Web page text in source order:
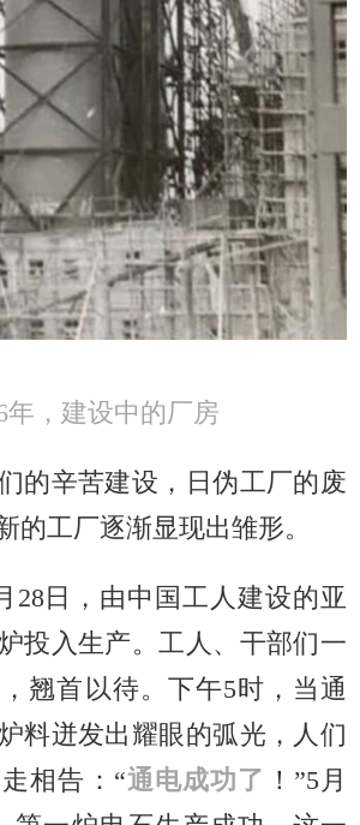
年，建设中的厂房
辛苦建设，日伪工厂的废
的工厂逐渐显现出雏形。
日，由中国工人建设的亚
投入生产。工人、干部们一
翘首以待。下午5时，当通
料迸发出耀眼的弧光，人们
相告：“通电成功了 ！”5月